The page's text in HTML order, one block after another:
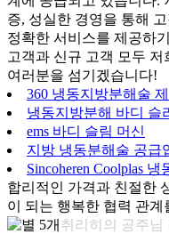
증, 성실한 경영을 통해
정확한 서비스를 제공하
고객과 신규 고객 모두
여러분을 섬기겠습니다!
360 냉동지방분해술
냉동지방분해 바디 슬
ems 바디 슬림 머신
지방 냉동분해술 공급
Sincoheren Coolplas 냉
합리적인 가격과 친절한
이 되는 행복한 협력 관
취리히의 공주님